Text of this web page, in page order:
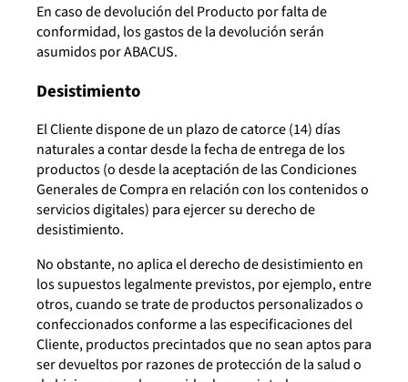
En caso de devolución del Producto por falta de
conformidad, los gastos de la devolución serán
asumidos por ABACUS.
Desistimiento
El Cliente dispone de un plazo de catorce (14) días
naturales a contar desde la fecha de entrega de los
productos (o desde la aceptación de las Condiciones
Generales de Compra en relación con los contenidos o
servicios digitales) para ejercer su derecho de
desistimiento.
No obstante, no aplica el derecho de desistimiento en
los supuestos legalmente previstos, por ejemplo, entre
otros, cuando se trate de productos personalizados o
confeccionados conforme a las especificaciones del
Cliente, productos precintados que no sean aptos para
ser devueltos por razones de protección de la salud o